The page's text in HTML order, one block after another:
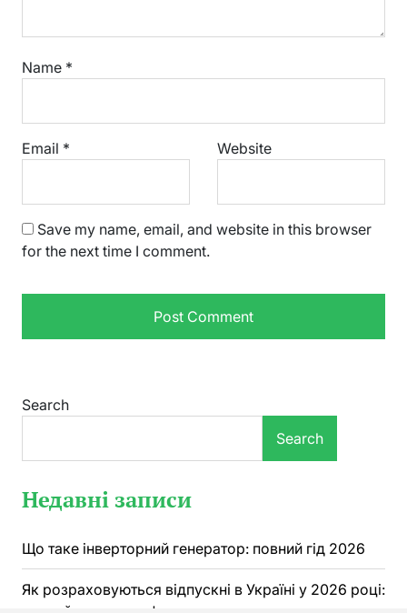
Name *
Email * Website
Save my name, email, and website in this browser
for the next time I comment.
Search
Search
Недавні записи
Що таке інверторний генератор: повний гід 2026
Як розраховуються відпускні в Україні у 2026 році: